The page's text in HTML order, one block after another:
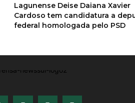
Lagunense Deise Daiana Xavier
Cardoso tem candidatura a
federal homologada pelo PSD